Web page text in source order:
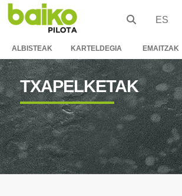
ES
ALBISTEAK KARTELDEGIA EMAITZAK
TXAPELKETAK